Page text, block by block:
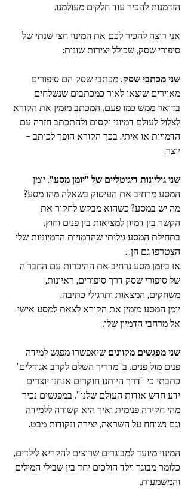
הזדמנות להכיר עוד חלקים מעולמנו.
אני רוצה להכיר לכם את המינוי חצי שנתי של
סיפורי שסק, שכולל יצירות שונות:
שני מכתבי שסק. מכתבי שסק הם סיפורים
מאוירים שיצאו לאור כמכתבים שנשלחים
בדואר ממש כמו פעם. המכתב מזמין את הקורא
לצלול לעולם דמיוני וקסום ולהתכתב חזרה עם
הדמויות או איתי. בכך הקורא הופך לכותב -
יוצר.
שני גיליונות דיגיטליים של "יומן מסע". יומן
המסע מרחיב את העיסוק בשאלה מהו מסע?
מה יש במסע? כשהוא מבקש לחקור את
הקשר בין דמיון למציאות בין פנים וחוץ.
בתחילת המסע גיליתי שהדמויות הדמיוניות שלי
הצטרפו גם הן...
אז ביומן מסע נרחיב את ההיכרות עם החבר'ה
של סיפורי שסק דרך סיפורים, ראיונות,
משחקים, המצאות ותרגילי כתיבה.
יומן המסע מזמין את הקורא לצאת למסע אישי
אל מרחבי הדמיון שלו.
שני מפגשים מקוונים שיאפשרו מפגש למידה
פנים מול פנים. ב"מדריך השלם לקרב אגודלים"
כתבתי כי "דרך היותנו חוקרים אנחנו יוצרים
ידע חדש אודות העולם שלנו". במפגשים נכיר
מהי חקירה פנימית ואיך היא קשורה ללמידה
וגם נשוחח על השראה, יצירה ונקודות מבט.
המינוי מיועד למבוגרים שרוצים להקריא לילדים,
כלומר מבוגר וילד הולכים יחד בין שבילי המילים
והמשמעות.